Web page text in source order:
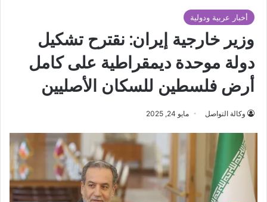
أخبار عربية ودولية
وزير خارجية إيران: نقترح تشكيل
دولة موحدة ديمقراطية على كامل
أرض فلسطين للسكان الأصليين
وكالة التواصل مايو 24, 2025